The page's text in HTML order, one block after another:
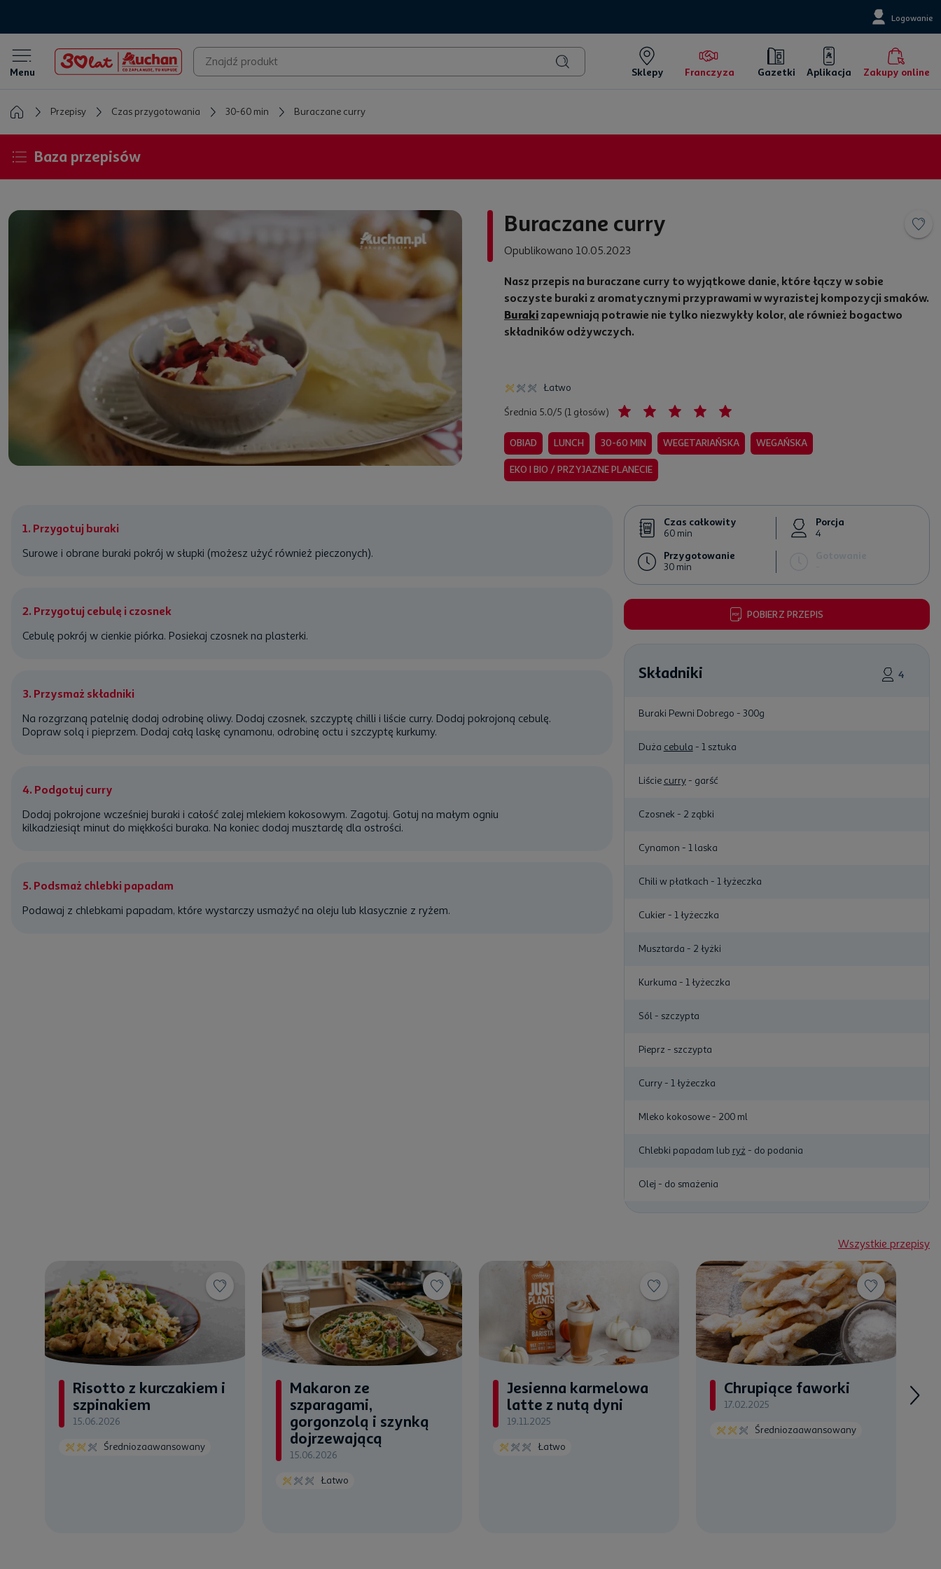
Logowanie
Menu Sklepy Franczyza Gazetki Aplikacja Zakupy online
Przepisy Czas przygotowania 30-60 min Buraczane curry
Baza przepisów
Buraczane curry
Opublikowano 10.05.2023
Nasz przepis na buraczane curry to wyjątkowe danie, które łączy w sobie
soczyste buraki z aromatycznymi przyprawami w wyrazistej kompozycji smaków.
Buraki zapewniają potrawie nie tylko niezwykły kolor, ale również bogactwo
składników odżywczych.
Łatwo
Średnia 5.0/5 (1 głosów)
OBIAD LUNCH 30-60 MIN WEGETARIAŃSKA WEGAŃSKA
EKO I BIO / PRZYJAZNE PLANECIE
1. Przygotuj buraki
Surowe i obrane buraki pokrój w słupki (możesz użyć również pieczonych).
2. Przygotuj cebulę i czosnek
Cebulę pokrój w cienkie piórka. Posiekaj czosnek na plasterki.
3. Przysmaż składniki
Na rozgrzaną patelnię dodaj odrobinę oliwy. Dodaj czosnek, szczyptę chilli i liście curry. Dodaj pokrojoną cebulę.
Dopraw solą i pieprzem. Dodaj całą laskę cynamonu, odrobinę octu i szczyptę kurkumy.
4. Podgotuj curry
Dodaj pokrojone wcześniej buraki i całość zalej mlekiem kokosowym. Zagotuj. Gotuj na małym ogniu
kilkadziesiąt minut do miękkości buraka. Na koniec dodaj musztardę dla ostrości.
5. Podsmaż chlebki papadam
Podawaj z chlebkami papadam, które wystarczy usmażyć na oleju lub klasycznie z ryżem.
Czas całkowity
60 min
Porcja
4
Przygotowanie
30 min
POBIERZ PRZEPIS
Składniki 4
Buraki Pewni Dobrego - 300g
Duża cebula - 1 sztuka
Liście curry- garść
Czosnek - 2 ząbki
Cynamon - 1 laska
Chili w płatkach - 1 łyżeczka
Cukier - 1 łyżeczka
Musztarda - 2 łyżki
Kurkuma - 1 łyżeczka
Sól - szczypta
Pieprz - szczypta
Curry - 1 łyżeczka
Mleko kokosowe - 200 ml
Chlebki papadam lub ryż - do podania
Olej - do smażenia
Wszystkie przepisy
Risotto z kurczakiem i
szpinakiem
15.06.2026
Średniozaawansowany
Makaron ze
szparagami,
gorgonzolą i szynką
dojrzewającą
15.06.2026
Łatwo
Jesienna karmelowa
latte z nutą dyni
19.11.2025
Łatwo
Chrupiące faworki
17.02.2025
Średniozaawansowany